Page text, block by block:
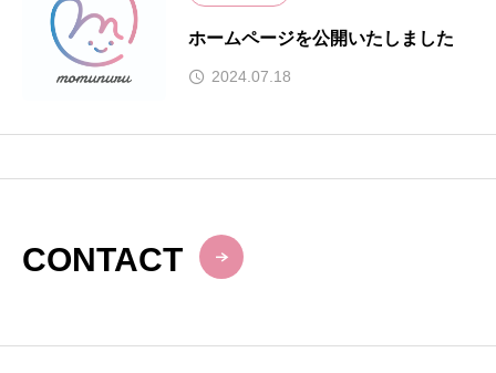
ホームページを公開いたしました
2024.07.18
CONTACT